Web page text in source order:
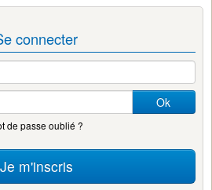
connecter
Ok
de passe oublié ?
Je m'inscris